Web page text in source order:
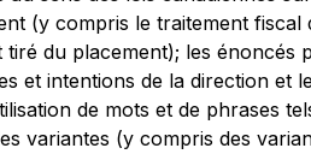
(y compris le traitement fiscal
du placement); les énoncés
et intentions de la direction et
de mots et de phrases
variantes (y compris des